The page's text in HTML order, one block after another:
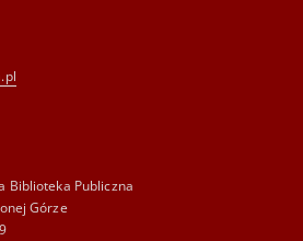
Biblioteka Publiczna
Górze